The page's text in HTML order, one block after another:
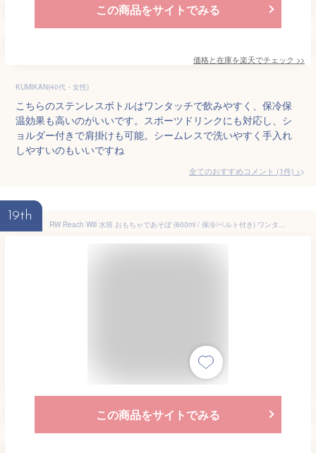
この商品をサイトでみる
価格と在庫を楽天でチェック >>
KUMIKAN(40代・女性)
こちらのステンレスボトルはワンタッチで飲みやすく、保冷保
温効果も高いのがいいです。スポーツドリンクにも対応し、シ
ョルダー付きで肩掛けも可能。シームレスで洗いやすく手入れ
しやすいのもいいですね
全てのおすすめコメント (1件) >
19th
RW Reach Will 水筒 おもちゃであそぼ (600ml / 保冷/ベルト付き) ワンタッチ 幼稚園 保育園 小学生
この商品をサイトでみる